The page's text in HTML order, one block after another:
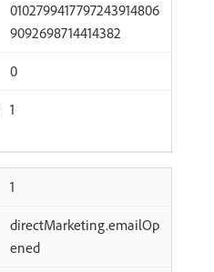
0102799417797243914806
9092698714414382
0
1
1
directMarketing.emailOp
ened